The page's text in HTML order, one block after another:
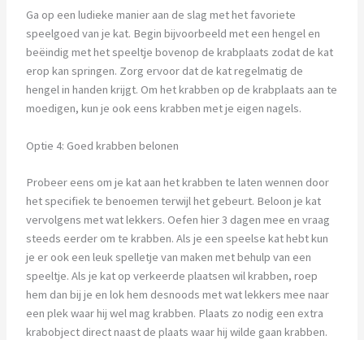
Ga op een ludieke manier aan de slag met het favoriete
speelgoed van je kat. Begin bijvoorbeeld met een hengel en
beëindig met het speeltje bovenop de krabplaats zodat de kat
erop kan springen. Zorg ervoor dat de kat regelmatig de
hengel in handen krijgt. Om het krabben op de krabplaats aan te
moedigen, kun je ook eens krabben met je eigen nagels.
Optie 4: Goed krabben belonen
Probeer eens om je kat aan het krabben te laten wennen door
het specifiek te benoemen terwijl het gebeurt. Beloon je kat
vervolgens met wat lekkers. Oefen hier 3 dagen mee en vraag
steeds eerder om te krabben. Als je een speelse kat hebt kun
je er ook een leuk spelletje van maken met behulp van een
speeltje. Als je kat op verkeerde plaatsen wil krabben, roep
hem dan bij je en lok hem desnoods met wat lekkers mee naar
een plek waar hij wel mag krabben. Plaats zo nodig een extra
krabobject direct naast de plaats waar hij wilde gaan krabben.